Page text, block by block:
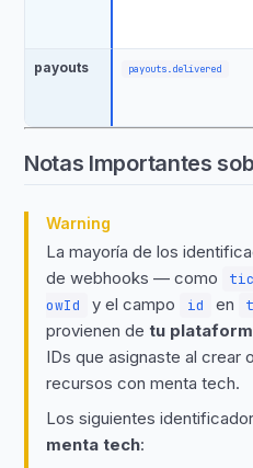
payouts payouts.delivered
Notas Importantes
Warning
La mayoría de los
de webhooks — como
owId
y el campo id en
provienen de tu
IDs que asignaste al crear
recursos con menta tech.
Los siguientes
menta tech: